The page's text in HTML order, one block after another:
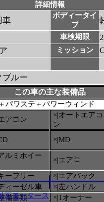
詳細情報
車
ボディータイ
プ
車検期限
ミッション
ブルー
この車の主な装備品
パワステ＋パワーウィンド
アコン
×|オートエアコ
ン
×|MD
ルミホイー
×|エアロ
ーフリー
×|エアバック
ィーゼル車
×|左ハンドル
備書類 ×|1オーナー
下モータース